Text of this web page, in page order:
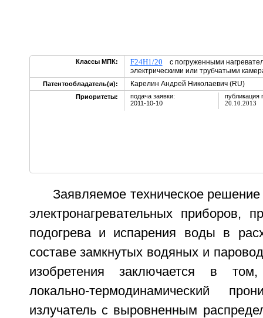
Классы МПК: F24H1/20 с погруженными
электрическими или трубчатыми
Патентообладатель(и): Карелин Андрей Николаевич (RU)
Приоритеты:
подача заявки:
2011-10-10
публикация
20.10.2013
Заявляемое техническое решение
электронагревательных приборов,
подогрева и испарения воды в
составе замкнутых водяных и
изобретения заключается в
локально-термодинамический
излучатель с выровненным